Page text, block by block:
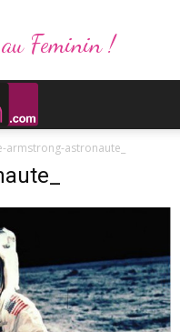
Feminin !
armstrong-astronaute_